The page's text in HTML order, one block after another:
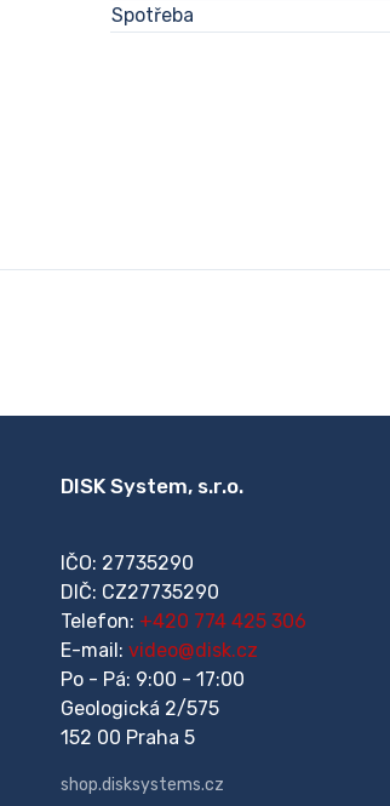
Spotřeba
DISK System, s.r.o.
IČO: 27735290
DIČ: CZ27735290
Telefon: +420 774 425 306
E-mail: video@disk.cz
Po - Pá: 9:00 - 17:00
Geologická 2/575
152 00 Praha 5
shop.disksystems.cz